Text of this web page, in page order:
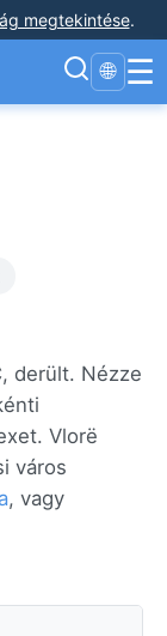
megtekintése.
🌐 ☰
derült. Nézze
Vlorë
város
, vagy